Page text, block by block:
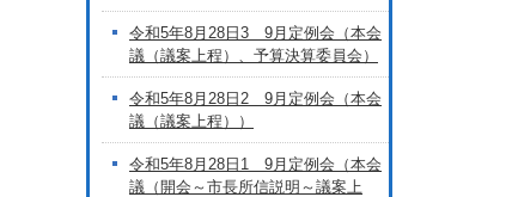
令和5年8月28日3 9月定例会（本会
議（議案上程）、予算決算委員会）
令和5年8月28日2 9月定例会（本会
議（議案上程））
令和5年8月28日1 9月定例会（本会
議（開会～市長所信説明～議案上